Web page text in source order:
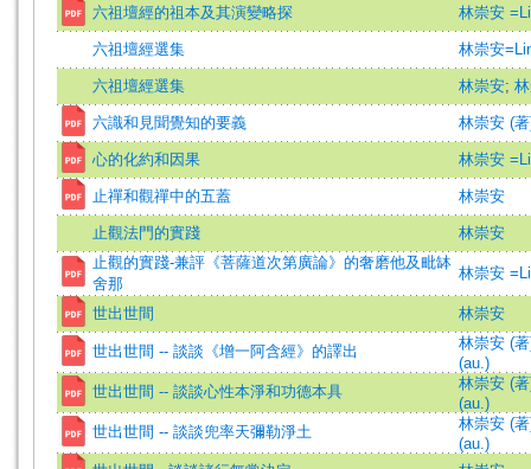
六祖壇經的祖本及其演變略探
林崇安
六祖壇經選集 林崇安
六祖壇經選集 林崇安;
六識和見聞覺知的要義 林崇安 (
心的化約和因果 林崇安
止禪和觀禪中的五蓋 林崇安
止觀法門的實踐
林崇安
止觀的實踐-兼評《菩薩道次第廣論》的奢磨他及毗缽
舍那
林崇安
世出世間 林崇安
世出世間 -- 談談《增一阿含經》的譯出
林崇安 (
(au.)
世出世間 -- 談談心性本淨和功德本具
林崇安 (
(au.)
世出世間 -- 談談兜率天彌勒淨土
林崇安 (
(au.)